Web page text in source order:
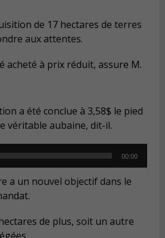
de 17 hectares de terres
aux attentes.
acheté à prix réduit, assure M.
a été conclue à 3,58$ le pied
véritable aubaine, dit-il.
00:00
a un nouvel objectif dans le
de plus, soit un autre